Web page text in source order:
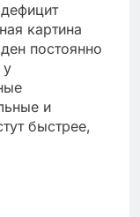
картина
постоянно
у
и
быстрее,